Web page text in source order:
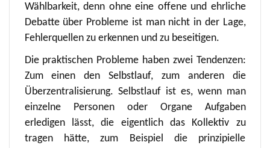
Wählbarkeit, denn ohne eine offene und ehrliche
Debatte über Probleme ist man nicht in der Lage,
Fehlerquellen zu erkennen und zu beseitigen.
Die praktischen Probleme haben zwei Tendenzen:
Zum einen den Selbstlauf, zum anderen die
Überzentralisierung. Selbstlauf ist es, wenn man
einzelne Personen oder Organe Aufgaben
erledigen lässt, die eigentlich das Kollektiv zu
tragen hätte, zum Beispiel die prinzipielle